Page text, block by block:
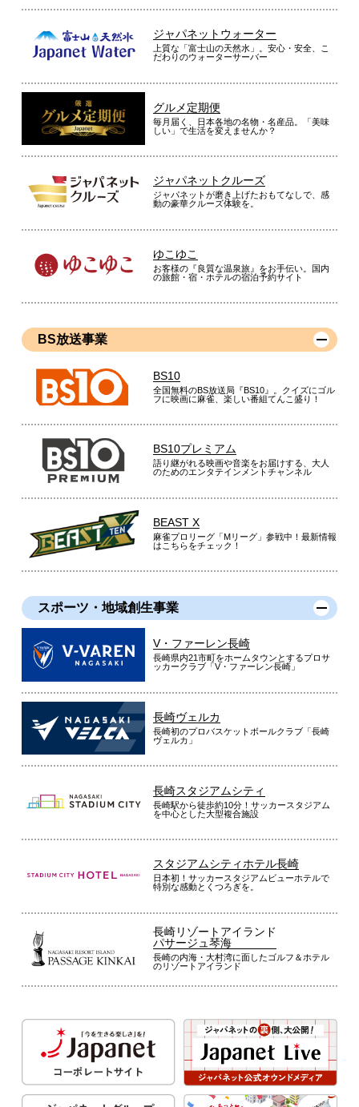
ジャパネットウォーター
上質な「富士山の天然水」。安心・安全、こ
だわりのウォーターサーバー
グルメ定期便
毎月届く、日本各地の名物・名産品。「美味
しい」で生活を変えませんか？
ジャパネットクルーズ
ジャパネットが磨き上げたおもてなしで、感
動の豪華クルーズ体験を。
ゆこゆこ
お客様の『良質な温泉旅』をお手伝い。国内
の旅館・宿・ホテルの宿泊予約サイト
BS放送事業
BS10
全国無料のBS放送局『BS10』。クイズにゴル
フに映画に麻雀、楽しい番組てんこ盛り！
BS10プレミアム
語り継がれる映画や音楽をお届けする、大人
のためのエンタテインメントチャンネル
BEAST X
麻雀プロリーグ「Mリーグ」参戦中！最新情報
はこちらをチェック！
スポーツ・地域創生事業
V・ファーレン長崎
長崎県内21市町をホームタウンとするプロサ
ッカークラブ「V・ファーレン長崎」
長崎ヴェルカ
長崎初のプロバスケットボールクラブ「長崎
ヴェルカ」
長崎スタジアムシティ
長崎駅から徒歩約10分！サッカースタジアム
を中心とした大型複合施設
スタジアムシティホテル長崎
日本初！サッカースタジアムビューホテルで
特別な感動とくつろぎを。
長崎リゾートアイランド
パサージュ琴海
長崎の内海・大村湾に面したゴルフ＆ホテル
のリゾートアイランド